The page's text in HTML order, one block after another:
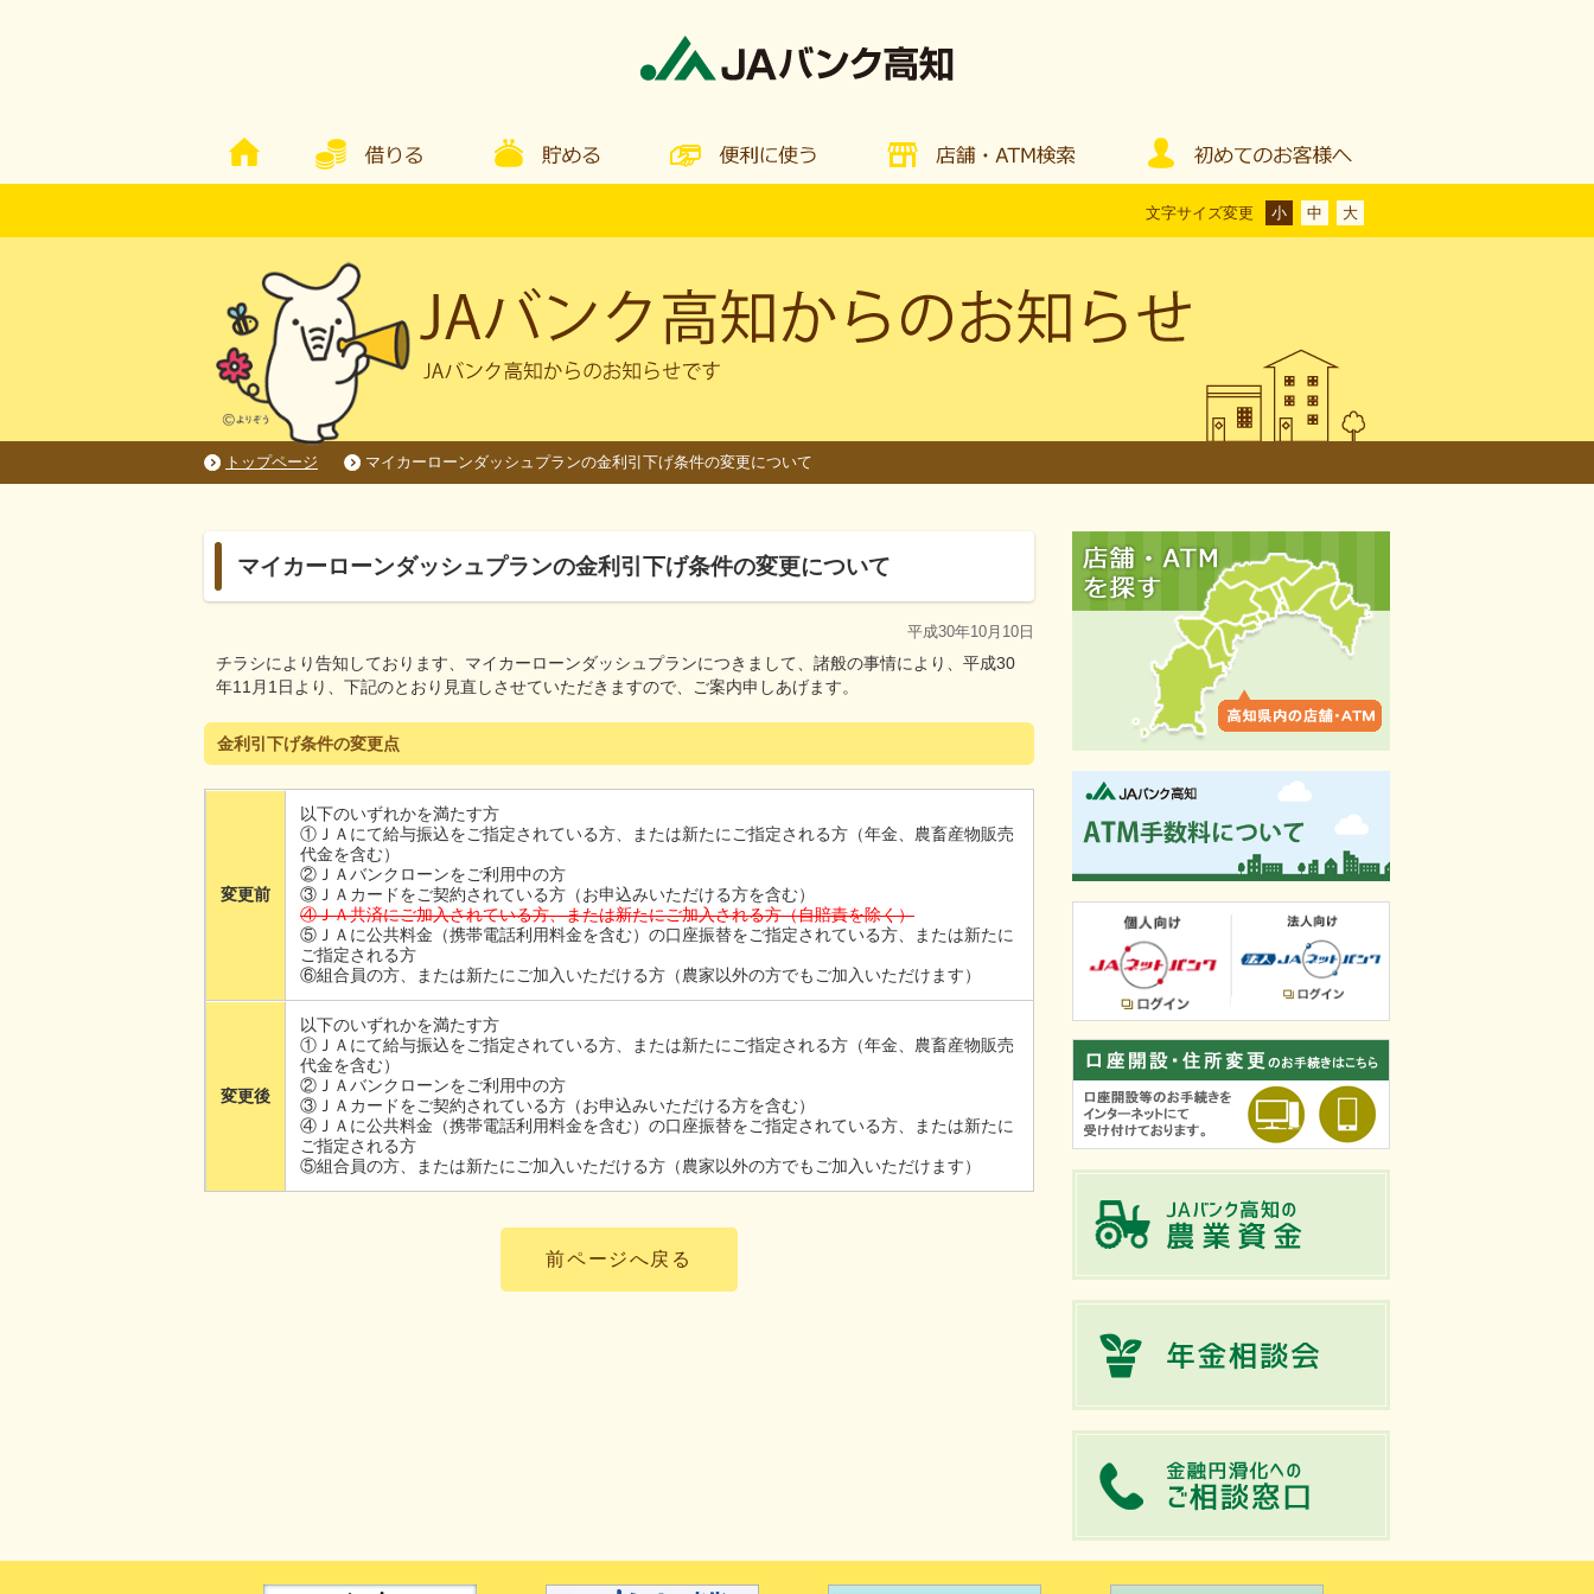
文字サイズ変更 小 中 大
トップページ マイカーローンダッシュプランの金利引下げ条件の変更について
マイカーローンダッシュプランの金利引下げ条件の変更について
平成30年10月10日
チラシにより告知しております、マイカーローンダッシュプランにつきまして、諸般の事情により、平成30
年11月1日より、下記のとおり見直しさせていただきますので、ご案内申しあげます。
金利引下げ条件の変更点
変更前
以下のいずれかを満たす方
①ＪＡにて給与振込をご指定されている方、または新たにご指定される方（年金、農畜産物販売
代金を含む）
②ＪＡバンクローンをご利用中の方
③ＪＡカードをご契約されている方（お申込みいただける方を含む）
④ＪＡ共済にご加入されている方、または新たにご加入される方（自賠責を除く）
⑤ＪＡに公共料金（携帯電話利用料金を含む）の口座振替をご指定されている方、または新たに
ご指定される方
⑥組合員の方、または新たにご加入いただける方（農家以外の方でもご加入いただけます）
変更後
以下のいずれかを満たす方
①ＪＡにて給与振込をご指定されている方、または新たにご指定される方（年金、農畜産物販売
代金を含む）
②ＪＡバンクローンをご利用中の方
③ＪＡカードをご契約されている方（お申込みいただける方を含む）
④ＪＡに公共料金（携帯電話利用料金を含む）の口座振替をご指定されている方、または新たに
ご指定される方
⑤組合員の方、または新たにご加入いただける方（農家以外の方でもご加入いただけます）
前ページへ戻る